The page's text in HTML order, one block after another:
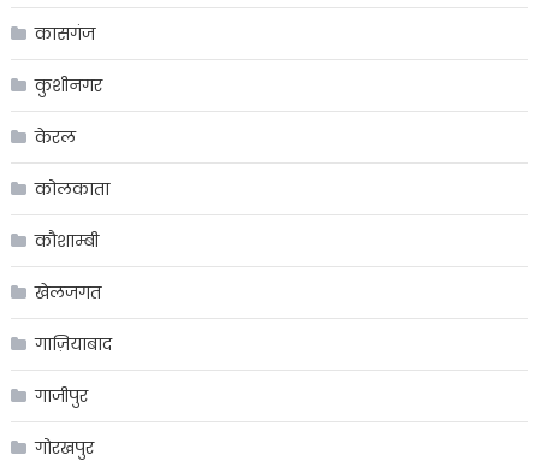
कासगंज
कुशीनगर
केरल
कोलकाता
कौशाम्बी
खेलजगत
गाज़ियाबाद
गाजीपुर
गोरखपुर